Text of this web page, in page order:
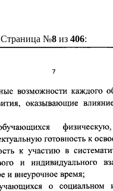
Страница №8из 406: